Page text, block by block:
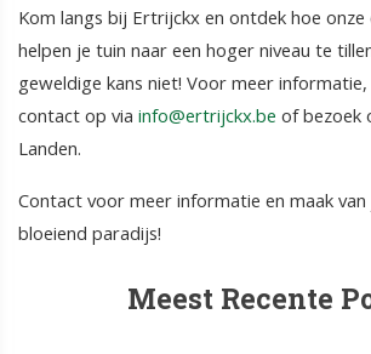
Kom langs bij Ertrijckx en ontdek hoe
helpen je tuin naar een hoger niveau te
geweldige kans niet! Voor meer
contact op via info@ertrijckx.be of bezoek
Landen.
Contact voor meer informatie en maak van
bloeiend paradijs!
Meest Recente